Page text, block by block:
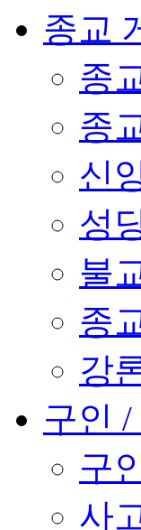
종교
종
종
신
성
불
종
강
구인
구
사